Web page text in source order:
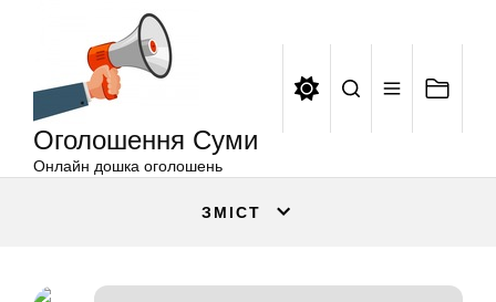
Оголошення Суми
Онлайн дошка оголошень
ЗМІСТ